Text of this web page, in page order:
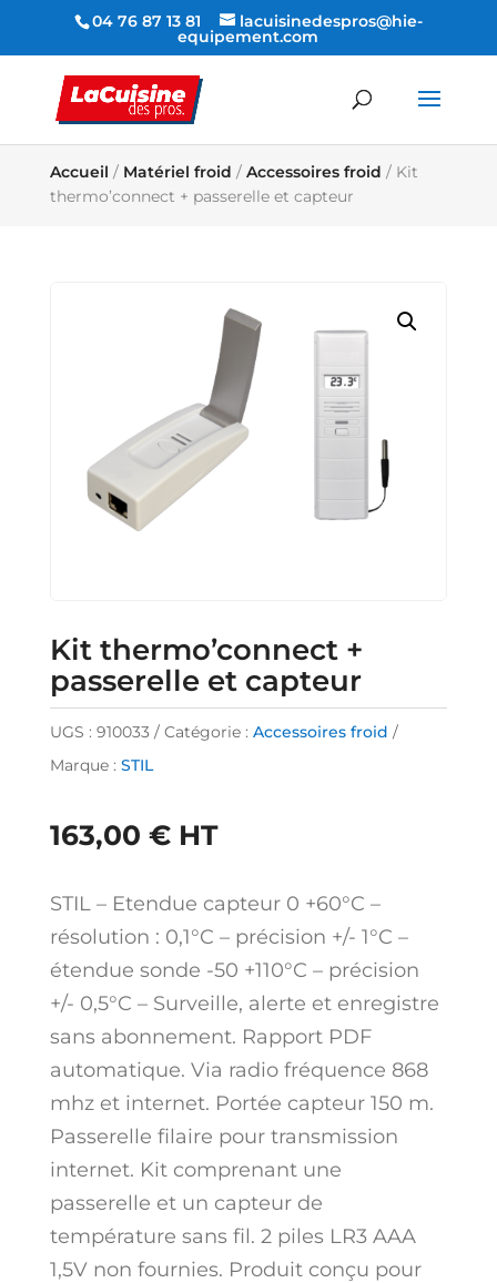
04 76 87 13 81 lacuisinedespros@hie-
equipement.com
Accueil / Matériel froid / Accessoires froid / Kit
thermo’connect + passerelle et capteur
Kit thermo’connect +
passerelle et capteur
UGS : 910033 Catégorie : Accessoires froid
Marque : STIL
163,00 € HT
STIL – Etendue capteur 0 +60°C –
résolution : 0,1°C – précision +/- 1°C –
étendue sonde -50 +110°C – précision
+/- 0,5°C – Surveille, alerte et enregistre
sans abonnement. Rapport PDF
automatique. Via radio fréquence 868
mhz et internet. Portée capteur 150 m.
Passerelle filaire pour transmission
internet. Kit comprenant une
passerelle et un capteur de
température sans fil. 2 piles LR3 AAA
1,5V non fournies. Produit conçu pour